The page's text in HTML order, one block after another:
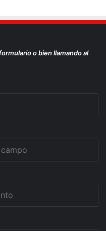
o bien llamando al